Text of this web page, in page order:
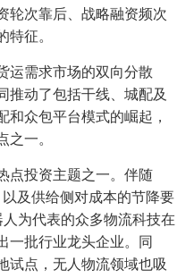
轮次靠后、战略融资频次
特征。
运需求市场的双向分散
推动了包括干线、城配及
和众包平台模式的崛起，
之一。
点投资主题之一。伴随
及供给侧对成本的节降要
为代表的众多物流科技在
一批行业龙头企业。同
试点，无人物流领域也吸